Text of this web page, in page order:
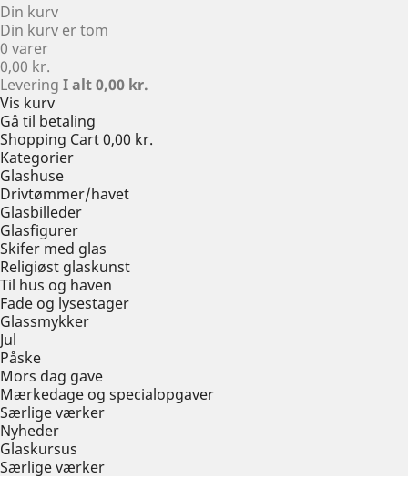
Din kurv
Din kurv er tom
0 varer
0,00 kr.
Levering I alt0,00 kr.
Vis kurv
Gå til betaling
Shopping Cart0,00 kr.
Kategorier
Glashuse
Drivtømmer/havet
Glasbilleder
Glasfigurer
Skifer med glas
Religiøst glaskunst
Til hus og haven
Fade og lysestager
Glassmykker
Jul
Påske
Mors dag gave
Mærkedage og specialopgaver
Særlige værker
Nyheder
Glaskursus
Særlige værker